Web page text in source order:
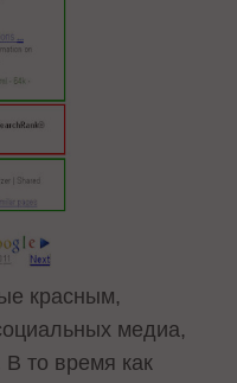
красным,
медиа,
то время как